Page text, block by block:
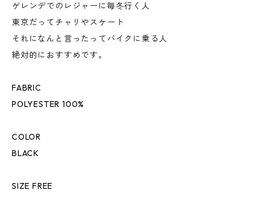
ゲレンデでのレジャーに毎冬行く人
東京だってチャリやスケート
それになんと言ったってバイクに乗る人
絶対的におすすめです。
FABRIC
POLYESTER 100%
COLOR
BLACK
SIZE FREE